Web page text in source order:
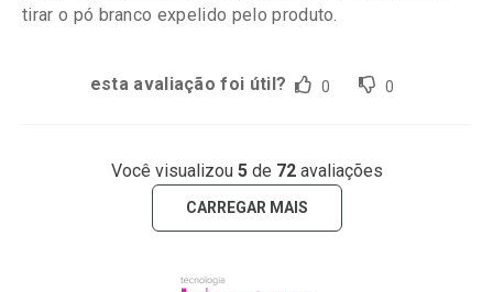
tirar o pó branco expelido pelo produto.
esta avaliação foi útil? 0 0
Você visualizou 5de 72avaliações
CARREGAR MAIS